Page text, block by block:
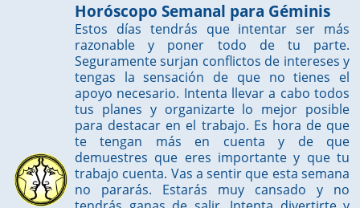
Horóscopo Semanal para Géminis
Estos días tendrás que intentar ser más
razonable y poner todo de tu parte.
Seguramente surjan conflictos de intereses y
tengas la sensación de que no tienes el
apoyo necesario. Intenta llevar a cabo todos
tus planes y organizarte lo mejor posible
para destacar en el trabajo. Es hora de que
te tengan más en cuenta y de que
demuestres que eres importante y que tu
trabajo cuenta. Vas a sentir que esta semana
no pararás. Estarás muy cansado y no